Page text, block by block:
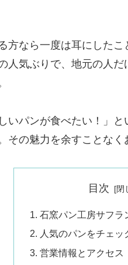
方なら一度は耳にした
人気ぶりで、地元の人
いパンが食べたい！」
その魅力を余すことなく
目次
石窯パン工房サフラ
人気のパンをチェッ
営業情報とアクセス